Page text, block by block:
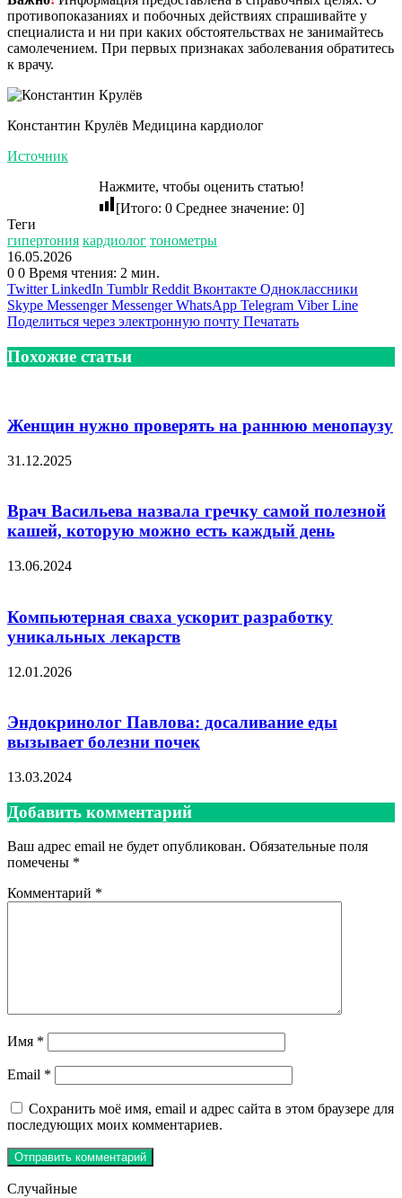
противопоказаниях и побочных действиях спрашивайте у
специалиста и ни при каких обстоятельствах не занимайтесь
самолечением. При первых признаках заболевания обратитесь
к врачу.
Константин Крулёв Медицина кардиолог
Источник
Нажмите, чтобы оценить статью!
[Итого: 0 Среднее значение: 0]
Теги
гипертония кардиолог тонометры
16.05.2026
0 0 Время чтения: 2 мин.
Twitter LinkedIn Tumblr Reddit Вконтакте Одноклассники
Skype Messenger Messenger WhatsApp Telegram Viber Line
Поделиться через электронную почту Печатать
Похожие статьи
Женщин нужно проверять на раннюю менопаузу
31.12.2025
Врач Васильева назвала гречку самой полезной
кашей, которую можно есть каждый день
13.06.2024
Компьютерная сваха ускорит разработку
уникальных лекарств
12.01.2026
Эндокринолог Павлова: досаливание еды
вызывает болезни почек
13.03.2024
Добавить комментарий
Ваш адрес email не будет опубликован. Обязательные поля
помечены *
Комментарий *
Имя *
Email *
Сохранить моё имя, email и адрес сайта в этом браузере для
последующих моих комментариев.
Случайные